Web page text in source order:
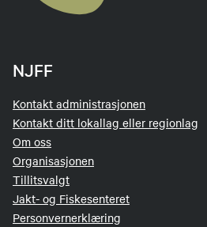
NJFF
Kontakt administrasjonen
Kontakt ditt lokallag eller regionlag
Om oss
Organisasjonen
Tillitsvalgt
Jakt- og Fiskesenteret
Personvernerklæring